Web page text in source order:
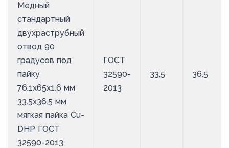
Медный
стандартный
двухраструбный
отвод 90
градусов под
пайку
76.1х65х1.6 мм
33.5х36.5 мм
мягкая пайка Cu-
DHP ГОСТ
32590-2013
ГОСТ
32590-
2013
33,5 36,5